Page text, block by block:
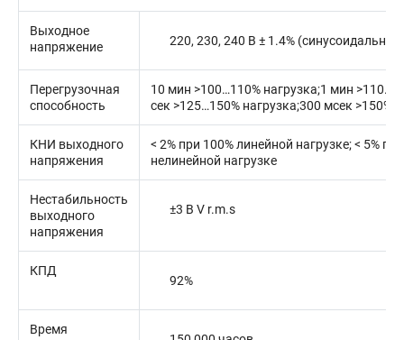
Выходное
напряжение
220, 230, 240 В ± 1.4%
Перегрузочная
способность
10 мин >100…110% нагрузка;1 мин
сек >125…150% нагрузка;300 мсек >150%
КНИ выходного
напряжения
< 2% при 100% линейной нагрузке; < 5%
нелинейной нагрузке
Нестабильность
выходного
напряжения
±3 В V r.m.s
КПД
92%
Время